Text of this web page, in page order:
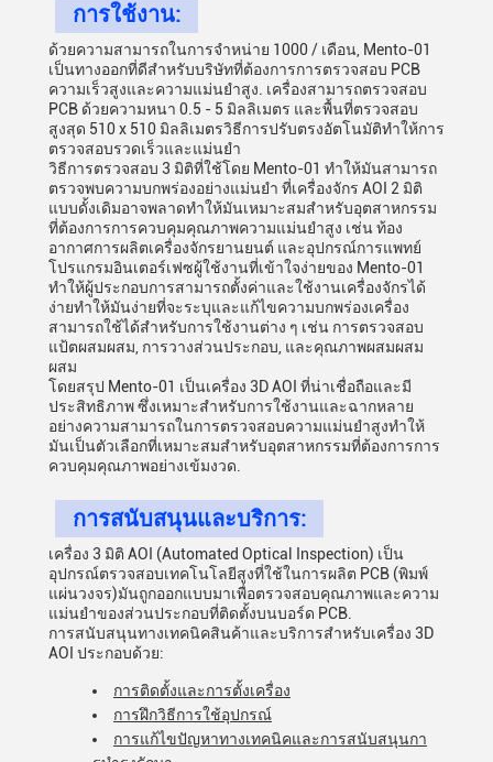
การใช้งาน:
ด้วยความสามารถในการจําหน่าย 1000 / เดือน, Mento-01
เป็นทางออกที่ดีสําหรับบริษัทที่ต้องการการตรวจสอบ PCB
ความเร็วสูงและความแม่นยําสูง. เครื่องสามารถตรวจสอบ
PCB ด้วยความหนา 0.5 - 5 มิลลิเมตร และพื้นที่ตรวจสอบ
สูงสุด 510 x 510 มิลลิเมตรวิธีการปรับตรงอัตโนมัติทําให้การ
ตรวจสอบรวดเร็วและแม่นยํา
วิธีการตรวจสอบ 3 มิติที่ใช้โดย Mento-01 ทําให้มันสามารถ
ตรวจพบความบกพร่องอย่างแม่นยํา ที่เครื่องจักร AOI 2 มิติ
แบบดั้งเดิมอาจพลาดทําให้มันเหมาะสมสําหรับอุตสาหกรรม
ที่ต้องการการควบคุมคุณภาพความแม่นยําสูง เช่น ท้อง
อากาศการผลิตเครื่องจักรยานยนต์ และอุปกรณ์การแพทย์
โปรแกรมอินเตอร์เฟซผู้ใช้งานที่เข้าใจง่ายของ Mento-01
ทําให้ผู้ประกอบการสามารถตั้งค่าและใช้งานเครื่องจักรได้
ง่ายทําให้มันง่ายที่จะระบุและแก้ไขความบกพร่องเครื่อง
สามารถใช้ได้สําหรับการใช้งานต่าง ๆ เช่น การตรวจสอบ
แป้ตผสมผสม, การวางส่วนประกอบ, และคุณภาพผสมผสม
ผสม
โดยสรุป Mento-01 เป็นเครื่อง 3D AOI ที่น่าเชื่อถือและมี
ประสิทธิภาพ ซึ่งเหมาะสําหรับการใช้งานและฉากหลาย
อย่างความสามารถในการตรวจสอบความแม่นยําสูงทําให้
มันเป็นตัวเลือกที่เหมาะสมสําหรับอุตสาหกรรมที่ต้องการการ
ควบคุมคุณภาพอย่างเข้มงวด.
การสนับสนุนและบริการ:
เครื่อง 3 มิติ AOI (Automated Optical Inspection) เป็น
อุปกรณ์ตรวจสอบเทคโนโลยีสูงที่ใช้ในการผลิต PCB (พิมพ์
แผ่นวงจร)มันถูกออกแบบมาเพื่อตรวจสอบคุณภาพและความ
แม่นยําของส่วนประกอบที่ติดตั้งบนบอร์ด PCB.
การสนับสนุนทางเทคนิคสินค้าและบริการสําหรับเครื่อง 3D
AOI ประกอบด้วย:
การติดตั้งและการตั้งเครื่อง
การฝึกวิธีการใช้อุปกรณ์
การแก้ไขปัญหาทางเทคนิคและการสนับสนุนกา